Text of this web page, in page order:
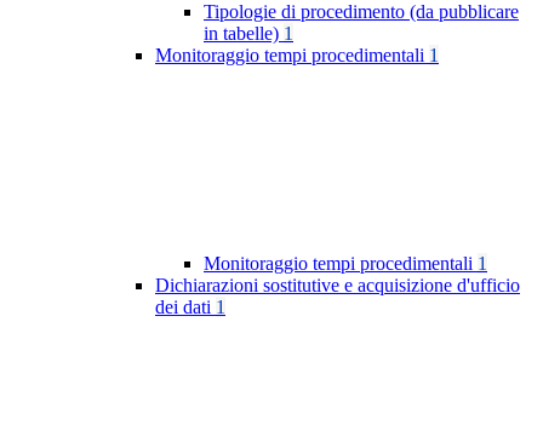
Tipologie di procedimento (da pubblicare
in tabelle) 1
Monitoraggio tempi procedimentali 1
Monitoraggio tempi procedimentali 1
Dichiarazioni sostitutive e acquisizione d'ufficio
dei dati 1